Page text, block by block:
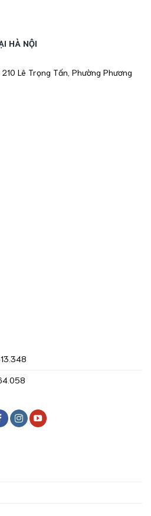
HÀ NỘI
Lê Trọng Tấn, Phường Phương